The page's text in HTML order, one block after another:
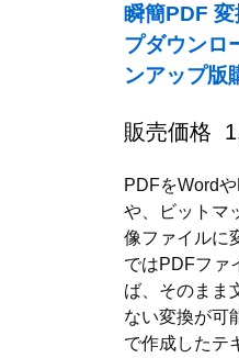
瞬簡PDF
プダウンロ
ンアップ版
販売価格
PDFをWord
や、ビットマ
像ファイルに
ではPDFファ
ば、そのまま
ない変換が可
で作成したテ